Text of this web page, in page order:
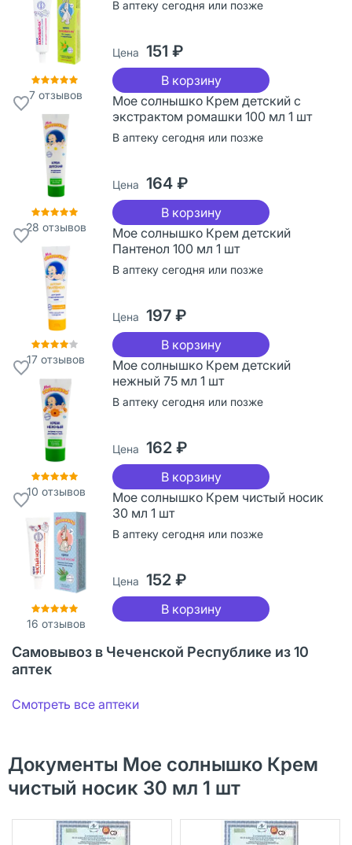
7 отзывов
В аптеку сегодня или позже
Цена 151 ₽
В корзину
28 отзывов
Мое солнышко Крем детский с
экстрактом ромашки 100 мл 1 шт
В аптеку сегодня или позже
Цена 164 ₽
В корзину
17 отзывов
Мое солнышко Крем детский
Пантенол 100 мл 1 шт
В аптеку сегодня или позже
Цена 197 ₽
В корзину
10 отзывов
Мое солнышко Крем детский
нежный 75 мл 1 шт
В аптеку сегодня или позже
Цена 162 ₽
В корзину
16 отзывов
Мое солнышко Крем чистый носик
30 мл 1 шт
В аптеку сегодня или позже
Цена 152 ₽
В корзину
Самовывоз в Чеченской Республике из 10
аптек
Смотреть все аптеки
Документы Мое солнышко Крем
чистый носик 30 мл 1 шт